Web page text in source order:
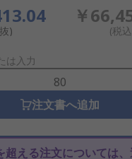
)
￥
(税
は入力
注文書へ追加
超える注文については